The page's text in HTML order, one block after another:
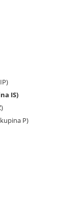
IS)
P)